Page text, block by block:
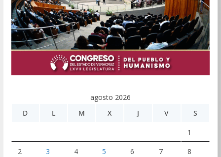
agosto 2026
D
L M X J V S
1
2 3 4 5 6 7 8